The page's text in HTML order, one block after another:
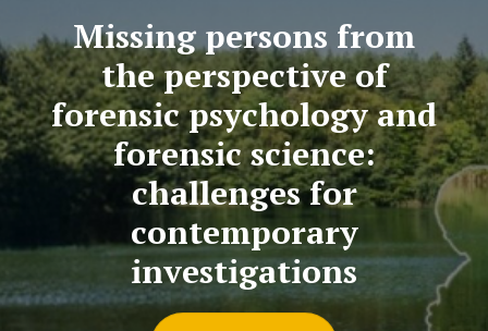
Missing persons from
the perspective of
forensic psychology and
forensic science:
challenges for
contemporary
investigations